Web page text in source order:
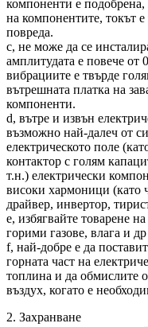
компоненти е
на компонентите, токът
повреда.
c, не може да се
амплитудата е повече от
вибрациите е твърде
вътрешната платка на
компоненти.
d, вътре и извън
възможно най-далеч от
електрическото поле
контактор с голям
т.н.) електрически
високи хармоници (като
драйвер, инвертор,
e, избягвайте товарене
горими газове, влага и др
f, най-добре е да
горната част на
топлина и да обмислите
въздух, когато е
2. Захранване